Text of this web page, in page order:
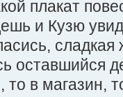
плакат
и Кузю
сладкая
то в магазин,